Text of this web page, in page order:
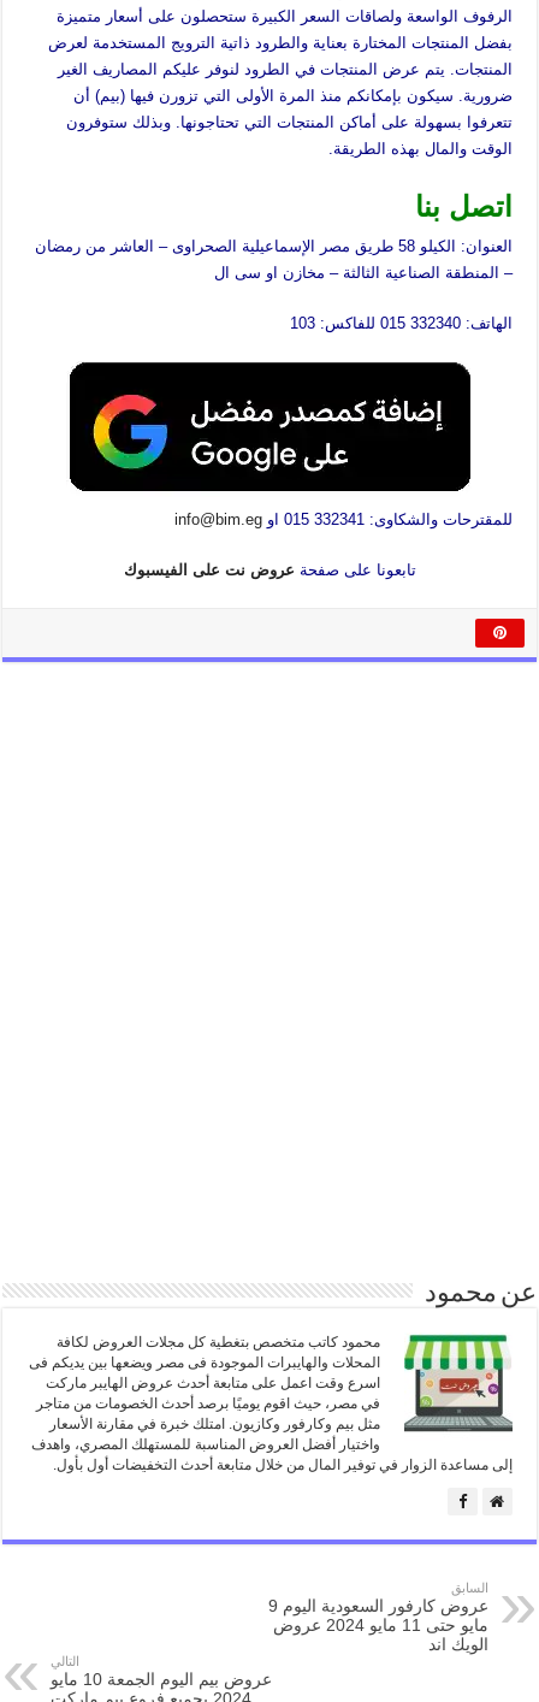
الرفوف الواسعة ولصاقات السعر الكبيرة ستحصلون على أسعار متميزة
بفضل المنتجات المختارة بعناية والطرود ذاتية الترويج المستخدمة لعرض
المنتجات. يتم عرض المنتجات في الطرود لنوفر عليكم المصاريف الغير
ضرورية. سيكون بإمكانكم منذ المرة الأولى التي تزورن فيها (بيم) أن
تتعرفوا بسهولة على أماكن المنتجات التي تحتاجونها. وبذلك ستوفرون
الوقت والمال بهذه الطريقة.
اتصل بنا
العنوان: الكيلو 58 طريق مصر الإسماعيلية الصحراوى – العاشر من رمضان
– المنطقة الصناعية الثالثة – مخازن او سى ال
الهاتف: 332340 015 للفاكس: 103
للمقترحات والشكاوى: 332341 015 او info@bim.eg
تابعونا على صفحة عروض نت على الفيسبوك
عن محمود
محمود كاتب متخصص بتغطية كل مجلات العروض لكافة
المحلات والهايبرات الموجودة فى مصر ويضعها بين يديكم فى
اسرع وقت اعمل على متابعة أحدث عروض الهايبر ماركت
في مصر، حيث اقوم يوميًا برصد أحدث الخصومات من متاجر
مثل بيم وكارفور وكازيون. امتلك خبرة في مقارنة الأسعار
واختيار أفضل العروض المناسبة للمستهلك المصري، واهدف
إلى مساعدة الزوار في توفير المال من خلال متابعة أحدث التخفيضات أول بأول.
السابق
عروض كارفور السعودية اليوم 9
مايو حتى 11 مايو 2024 عروض
الويك اند
التالي
عروض بيم اليوم الجمعة 10 مايو
2024 بجميع فروع بيم ماركت